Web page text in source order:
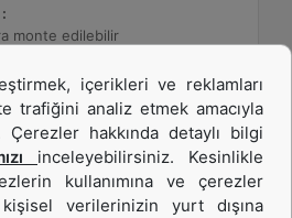
monte edilebilir
Teklif Al
içerikleri ve reklamları
trafiğini analiz etmek amacıyla
Çerezler hakkında detaylı bilgi
inceleyebilirsiniz. Kesinlikle
kullanımına ve çerezler
kişisel verilerinizin yurt dışına